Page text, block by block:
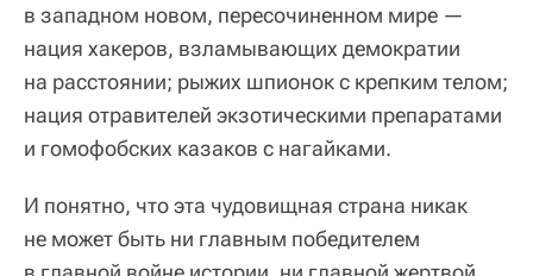
в западном новом, пересочиненном мире —
нация хакеров, взламывающих демократии
на расстоянии; рыжих шпионок с крепким телом;
нация отравителей экзотическими препаратами
и гомофобских казаков с нагайками.
И понятно, что эта чудовищная страна никак
не может быть ни главным победителем